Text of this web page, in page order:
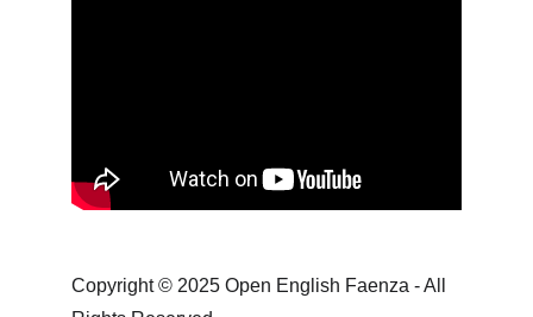
Copyright © 2025 Open English Faenza - All